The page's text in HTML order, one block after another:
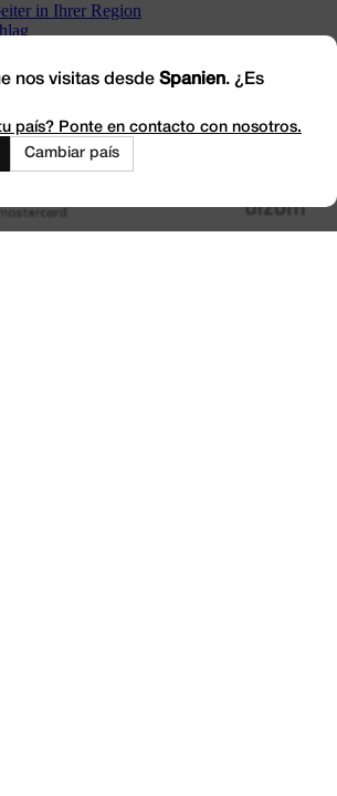
in Ihrer Region
uns
nos visitas desde Spanien. ¿Es
país? Ponte en contacto con nosotros.
Cambiar país